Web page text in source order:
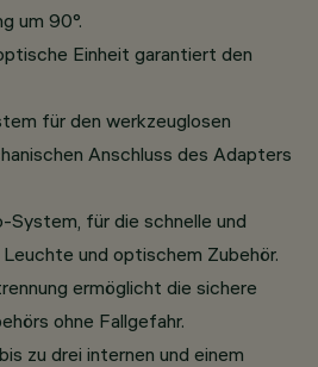
um 90°.
Einheit garantiert den
für den werkzeuglosen
Anschluss des Adapters
System, für die schnelle und
und optischem Zubehör.
ermöglicht die sichere
ohne Fallgefahr.
zu drei internen und einem